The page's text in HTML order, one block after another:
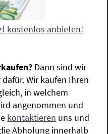
kostenlos anbieten!
Dann sind wir
Wir kaufen Ihren
in welchem
angenommen und
kontaktieren uns und
Abholung innerhalb